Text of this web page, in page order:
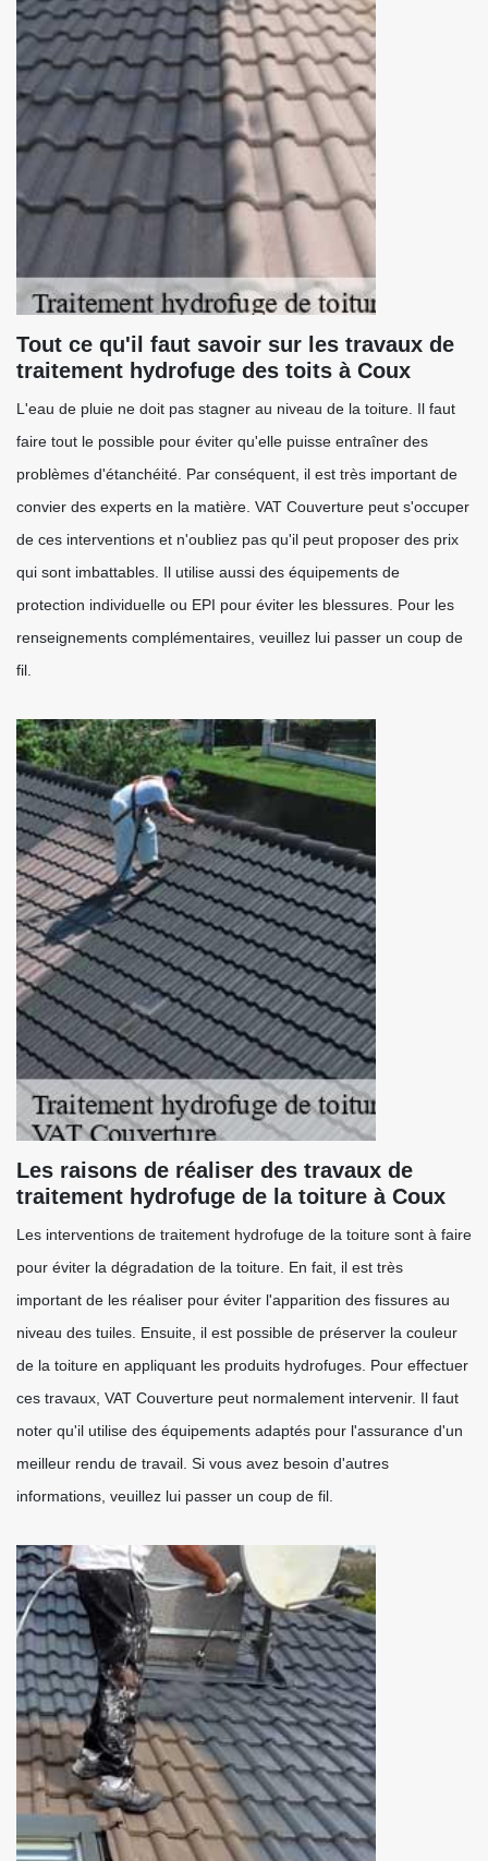
Tout ce qu'il faut savoir sur les travaux de
traitement hydrofuge des toits à Coux
L'eau de pluie ne doit pas stagner au niveau de la toiture. Il faut
faire tout le possible pour éviter qu'elle puisse entraîner des
problèmes d'étanchéité. Par conséquent, il est très important de
convier des experts en la matière. VAT Couverture peut s'occuper
de ces interventions et n'oubliez pas qu'il peut proposer des prix
qui sont imbattables. Il utilise aussi des équipements de
protection individuelle ou EPI pour éviter les blessures. Pour les
renseignements complémentaires, veuillez lui passer un coup de
fil.
Les raisons de réaliser des travaux de
traitement hydrofuge de la toiture à Coux
Les interventions de traitement hydrofuge de la toiture sont à faire
pour éviter la dégradation de la toiture. En fait, il est très
important de les réaliser pour éviter l'apparition des fissures au
niveau des tuiles. Ensuite, il est possible de préserver la couleur
de la toiture en appliquant les produits hydrofuges. Pour effectuer
ces travaux, VAT Couverture peut normalement intervenir. Il faut
noter qu'il utilise des équipements adaptés pour l'assurance d'un
meilleur rendu de travail. Si vous avez besoin d'autres
informations, veuillez lui passer un coup de fil.